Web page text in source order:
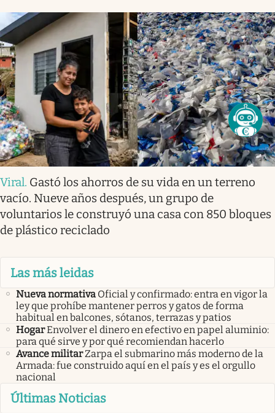
Viral. Gastó los ahorros de su vida en un terreno
vacío. Nueve años después, un grupo de
voluntarios le construyó una casa con 850 bloques
de plástico reciclado
Las más leidas
Nueva normativa Oficial y confirmado: entra en vigor la
ley que prohíbe mantener perros y gatos de forma
habitual en balcones, sótanos, terrazas y patios
HogarEnvolver el dinero en efectivo en papel aluminio:
para qué sirve y por qué recomiendan hacerlo
Avance militarZarpa el submarino más moderno de la
Armada: fue construido aquí en el país y es el orgullo
nacional
Últimas Noticias